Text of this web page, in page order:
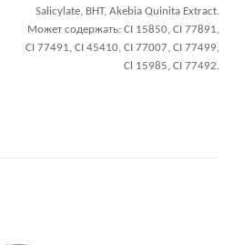
Salicylate, BHT, Akebia Quinita Extract.
Может содержать: CI 15850, CI 77891,
CI 77491, CI 45410, CI 77007, CI 77499,
Cl 15985, CI 77492.